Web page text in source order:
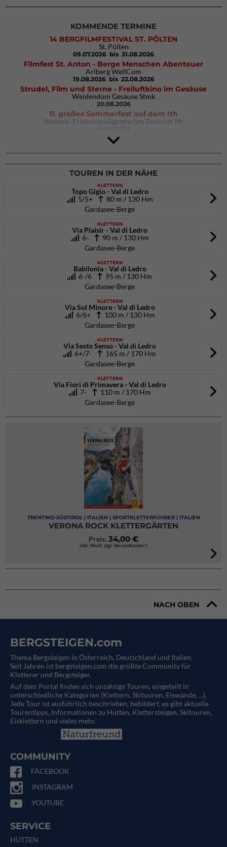
KOMMENDE TERMINE
14 BERGFILMFESTIVAL ST. PÖLTEN
St. Pölten
09.07.2026 bis 31.08.2026
Filmfest St. Anton - Berge Menschen Abenteuer
Arlberg WellCom
19.08.2026 bis 22.08.2026
Strudel, Film und Sterne - Freiluftkino im Gesäuse
Weidendom Gesäuse Stmk
20.08.2026
11. großes Sommerfest auf dem Ith
Ithwerk- Erlebnispädagogisches Zentrum Ith
4Blocs KIDS 2026
DAV Kletter- & Boulderzentrum München Süd (Thalkirchen)
26.09.2026
TOUREN IN DER NÄHE
KLETTERN
Topo Gigio - Val di Ledro
5/5+ 80 m / 130 Hm
Gardasee-Berge
KLETTERN
Via Plaisir - Val di Ledro
6- 90 m / 130 Hm
Gardasee-Berge
KLETTERN
Babilonia - Val di Ledro
6-/6
95 m / 130 Hm
Gardasee-Berge
KLETTERN
Via Sol Minore - Val di Ledro
6/6+ 100 m / 130 Hm
Gardasee-Berge
KLETTERN
Via Sesto Senso - Val di Ledro
6+/7-
165 m / 170 Hm
Gardasee-Berge
KLETTERN
Via Fiori di Primavera - Val di Ledro
7- 110 m / 170 Hm
Gardasee-Berge
TRENTINO-SÜDTIROL | ITALIEN | SPORTKLETTERFÜHRER | ITALIEN
VERONA ROCK KLETTERGÄRTEN
Preis: 34,00 €
(inkl. MwSt. zzgl. Versandkosten*)
NACH OBEN
BERGSTEIGEN.com
Thema Bergsteigen in Österreich, Deutschland und Italien.
Seit Jahren ist bergsteigen.com die größte Community für
Kletterer und Bergsteiger.
Auf dem Portal finden sich unzählige Touren, eingeteilt in
unterschiedliche Kategorien (Klettern, Skitouren, Eiswände, ...).
Jede Tour ist ausführlich beschrieben, bebildert, es gibt aktuelle
Tourentipps, Informationen zu Hütten, Klettersteigen, Skitouren,
Eisklettern und vieles mehr.
COMMUNITY
FACEBOOK
INSTAGRAM
YOUTUBE
SERVICE
HÜTTEN